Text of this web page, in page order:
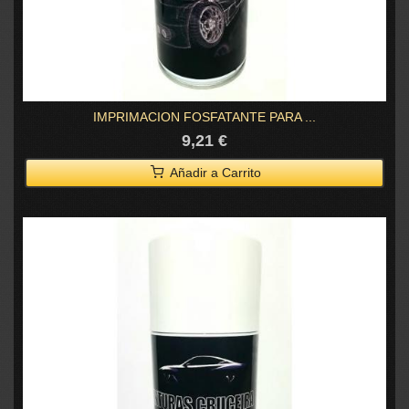
IMPRIMACION FOSFATANTE PARA ...
9,21 €
Añadir a Carrito